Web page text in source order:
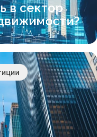
в сектор